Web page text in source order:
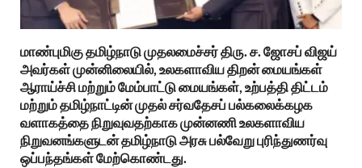
மாண்புமிகு தமிழ்நாடு முதலமைச்சர் திரு. ச. ஜோசப் விஜய்
அவர்கள் முன்னிலையில், உலகளாவிய திறன் மையங்கள்
ஆராய்ச்சி மற்றும் மேம்பாட்டு மையங்கள், உற்பத்தி திட்டம்
மற்றும் தமிழ்நாட்டின் முதல் சர்வதேசப் பல்கலைக்கழக
வளாகத்தை நிறுவுவதற்காக முன்னணி உலகளாவிய
நிறுவனங்களுடன் தமிழ்நாடு அரசு பல்வேறு புரிந்துணர்வு
ஒப்பந்தங்கள் மேற்கொண்டது.